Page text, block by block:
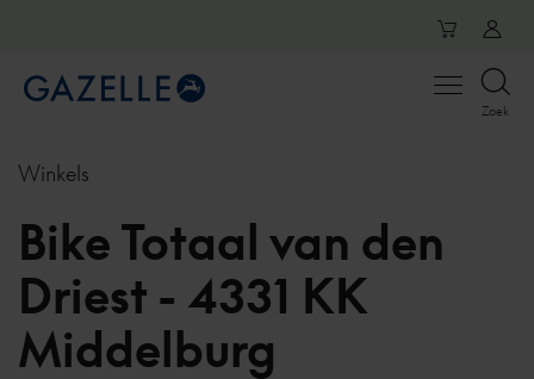
Open
Zoek
Winkels
Bike Totaal van den
Driest - 4331 KK
Middelburg